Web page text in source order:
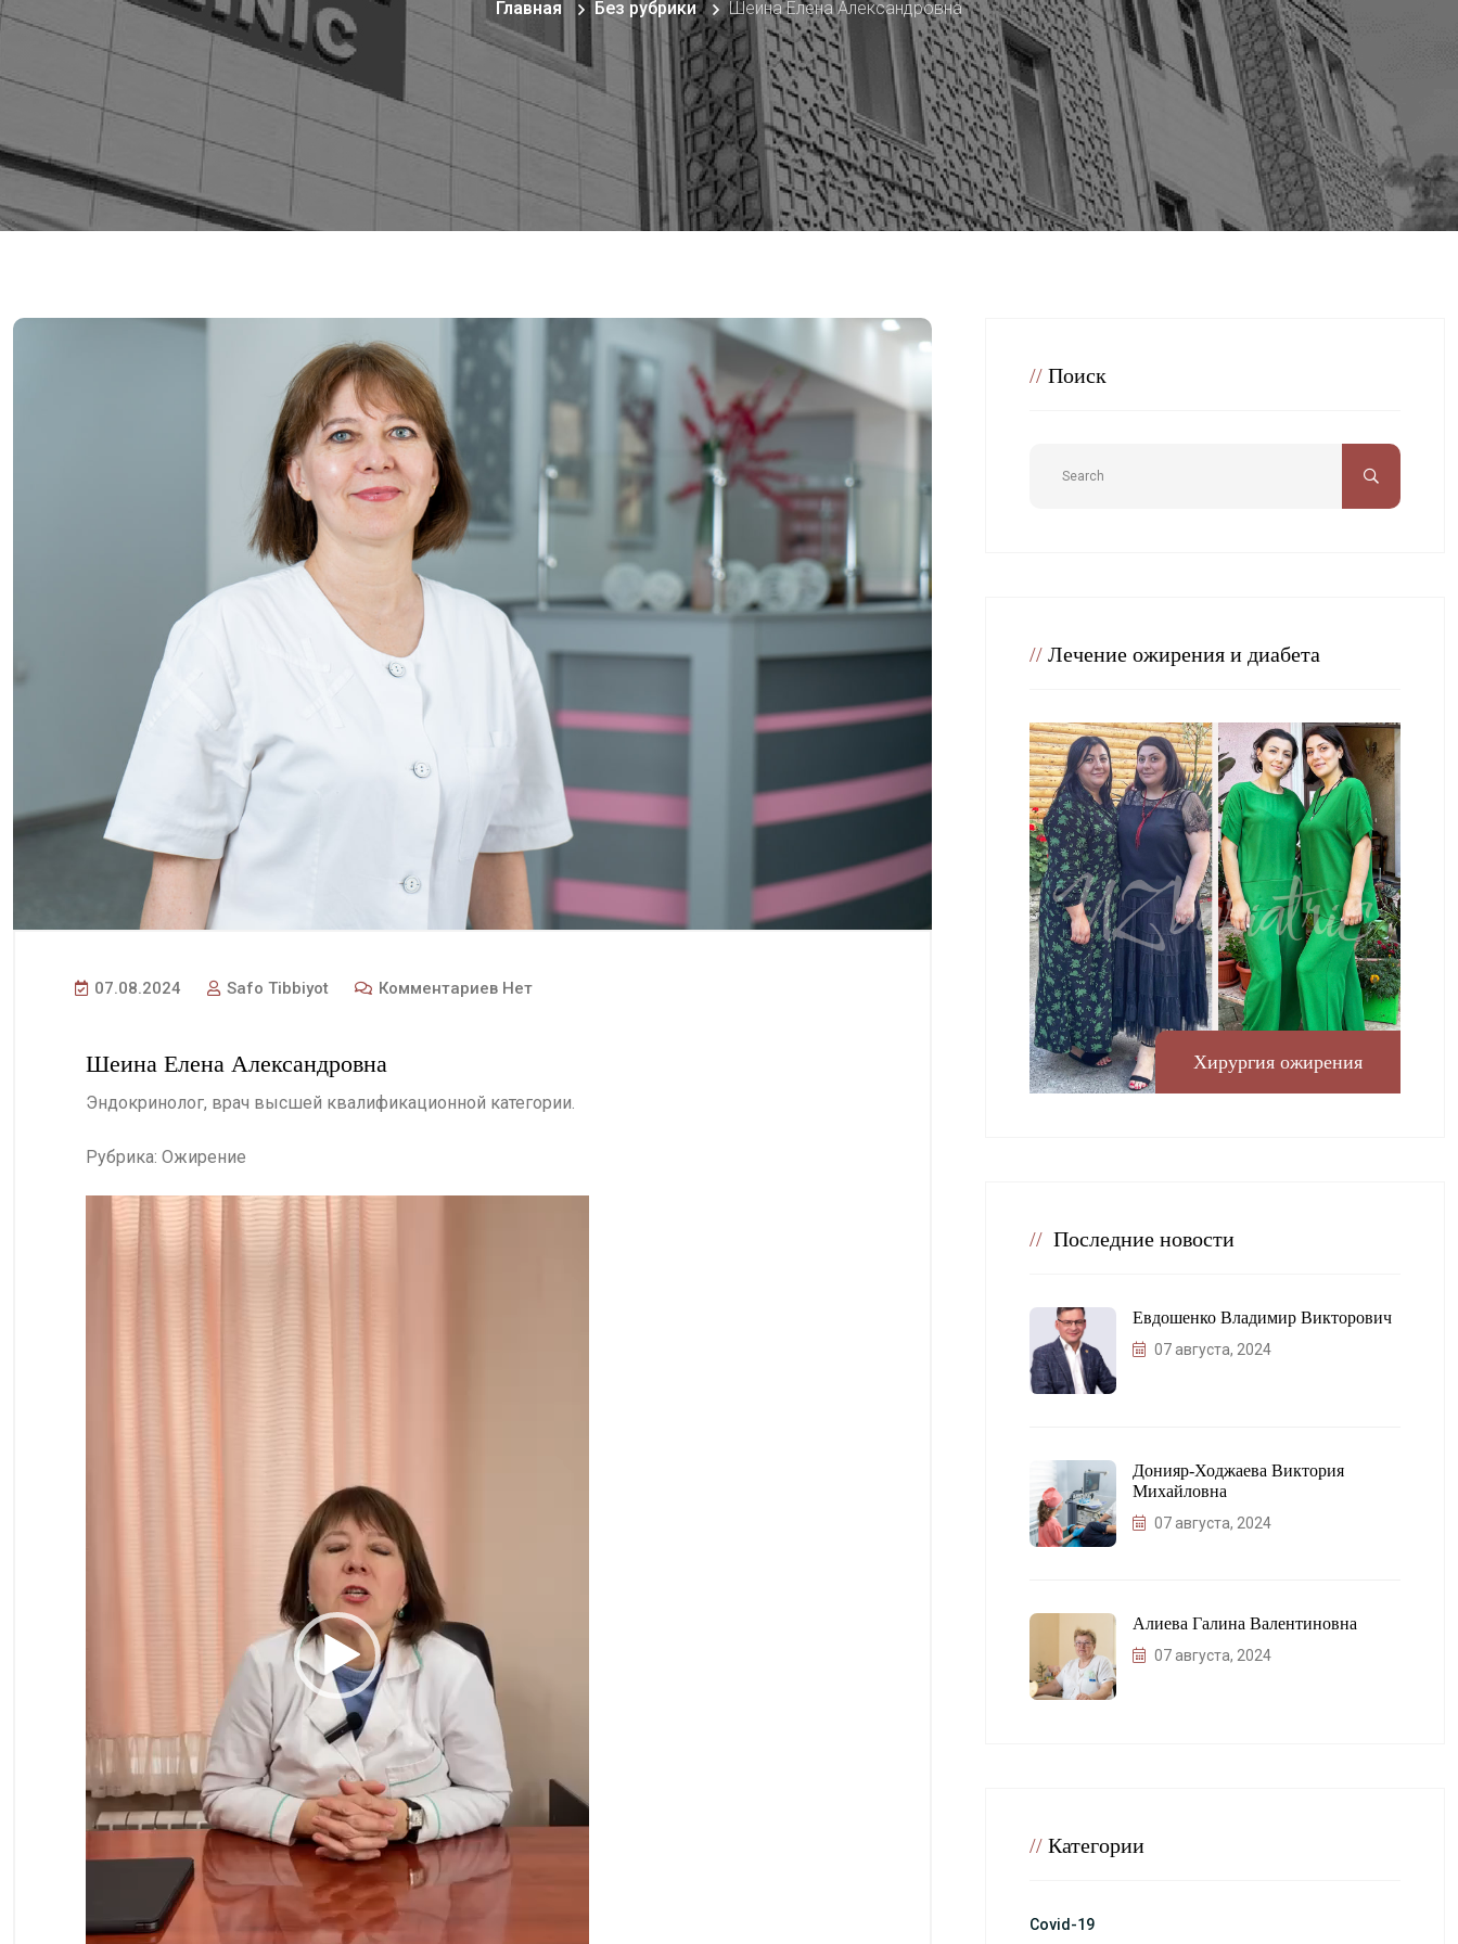
Главная Без рубрики Шеина Елена Александровна
07.08.2024 Safo Tibbiyot Комментариев Нет
Шеина Елена Александровна
Эндокринолог, врач высшей квалификационной категории.
Рубрика: Ожирение
Видеоплеер
// Поиск
// Лечение ожирения и диабета
Хирургия ожирения
// Последние новости
Евдошенко Владимир Викторович
07 августа, 2024
Донияр-Ходжаева Виктория
Михайловна
07 августа, 2024
Алиева Галина Валентиновна
07 августа, 2024
// Категории
Covid-19